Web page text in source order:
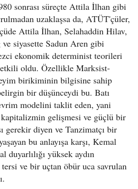
sonrası süreçte Attila İlhan gibi
uzaklaşsa da, ATÜT'çüler,
Attila İlhan, Selahaddin Hilav,
siyasette Sadun Aren gibi
ekonomik determinist teorileri
oldu. Özellikle Marksist-
birikiminin bilgisine sahip
bir düşünceydi bu. Batı
modelini taklit eden, yani
gelişmesi ve güçlü bir
gerekir diyen ve Tanzimatçı bir
bu anlayışa karşı, Kemal
duyarlılığı yüksek aydın
tersi ve bir uçtan öbür uca savrulan